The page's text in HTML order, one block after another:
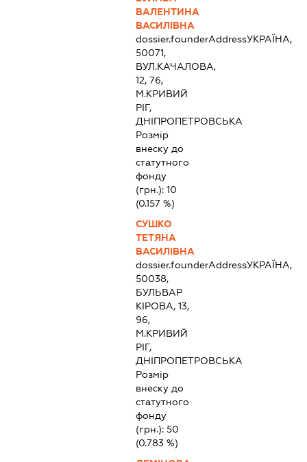
ВАЛЕНТИНА
ВАСИЛІВНА
dossier.founderAddressУКРАЇНА,
50071,
ВУЛ.КАЧАЛОВА,
12, 76,
М.КРИВИЙ
РІГ,
ДНІПРОПЕТРОВСЬКА
Розмір
внеску до
статутного
фонду
(грн.):10
(0.157 %)
СУШКО
ТЕТЯНА
ВАСИЛІВНА
dossier.founderAddressУКРАЇНА,
50038,
БУЛЬВАР
КІРОВА, 13,
96,
М.КРИВИЙ
РІГ,
ДНІПРОПЕТРОВСЬКА
Розмір
внеску до
статутного
фонду
(грн.):50
(0.783 %)